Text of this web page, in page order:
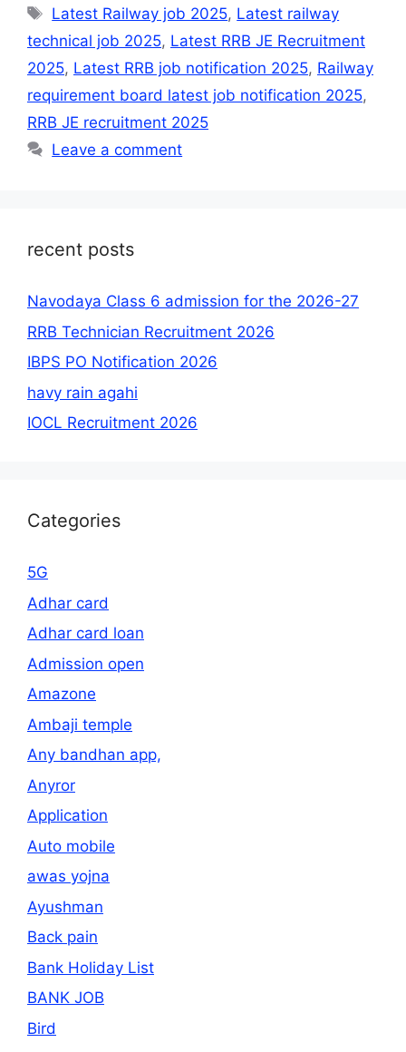
Tags
Latest Railway job 2025, Latest railway
technical job 2025, Latest RRB JE Recruitment
2025, Latest RRB job notification 2025, Railway
requirement board latest job notification 2025,
RRB JE recruitment 2025
Leave a comment
recent posts
Navodaya Class 6 admission for the 2026-27
RRB Technician Recruitment 2026
IBPS PO Notification 2026
havy rain agahi
IOCL Recruitment 2026
Categories
5G
Adhar card
Adhar card loan
Admission open
Amazone
Ambaji temple
Any bandhan app,
Anyror
Application
Auto mobile
awas yojna
Ayushman
Back pain
Bank Holiday List
BANK JOB
Bird